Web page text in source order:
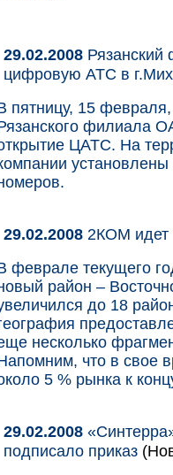
29.02.2008
цифровую АТС в
пятницу, 15
филиала
ЦАТС. На
29.02.2008 2КОМ идет
феврале текущего
район –
до 18
несколько
что в свое
5 % рынка к
29.02.2008
подписало приказ